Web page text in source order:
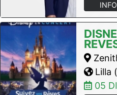
Lilla (
05